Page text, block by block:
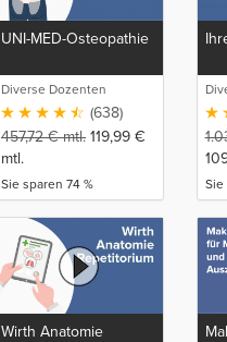
UNI-MED-Osteopathie
Diverse Dozenten
(638)
457,72€mtl. 119,99 €
mtl.
Sie sparen 74 % Sie
Wirth Anatomie